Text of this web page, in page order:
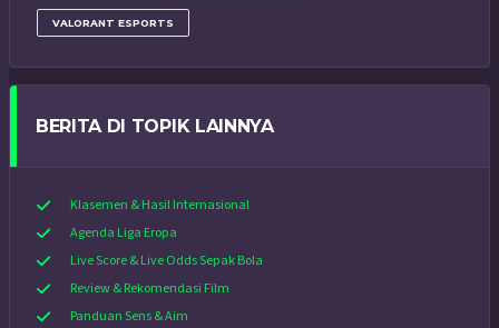
VALORANT ESPORTS
BERITA DI TOPIK LAINNYA
Klasemen & Hasil Internasional
Agenda Liga Eropa
Live Score & Live Odds Sepak Bola
Review & Rekomendasi Film
Panduan Sens & Aim